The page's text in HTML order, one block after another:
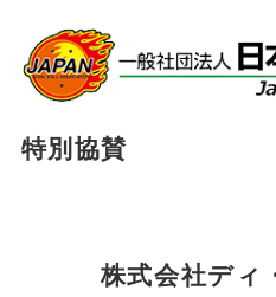
特別協賛
株式会社ディ